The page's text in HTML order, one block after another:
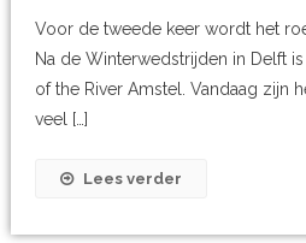
Voor de tweede keer wordt het
Na de Winterwedstrijden in Delft
of the River Amstel. Vandaag zijn
veel […]
Lees verder